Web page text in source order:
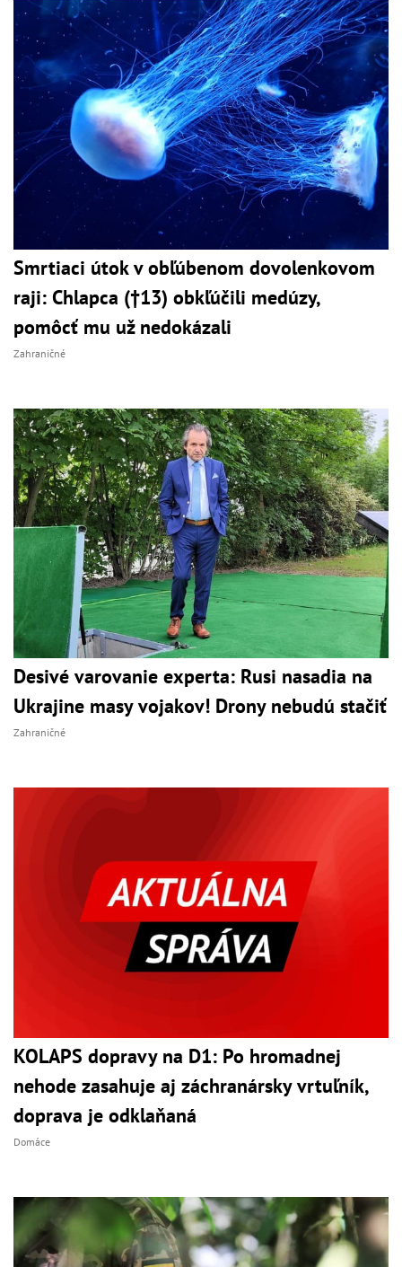
Smrtiaci útok v obľúbenom dovolenkovom
raji: Chlapca (†13) obkľúčili medúzy,
pomôcť mu už nedokázali
Zahraničné
Desivé varovanie experta: Rusi nasadia na
Ukrajine masy vojakov! Drony nebudú stačiť
Zahraničné
KOLAPS dopravy na D1: Po hromadnej
nehode zasahuje aj záchranársky vrtuľník,
doprava je odklaňaná
Domáce